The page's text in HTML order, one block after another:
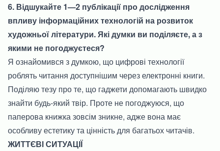
6. Відшукайте 1—2 публікації про дослідження
впливу інформаційних технологій на розвиток
художньої літератури. Які думки ви поділяєте, а з
якими не погоджуєтеся?
Я ознайомився з думкою, що цифрові технології
роблять читання доступнішим через електронні книги.
Поділяю тезу про те, що гаджети допомагають швидко
знайти будь-який твір. Проте не погоджуюся, що
паперова книжка зовсім зникне, адже вона має
особливу естетику та цінність для багатьох читачів.
ЖИТТЄВІ СИТУАЦІЇ